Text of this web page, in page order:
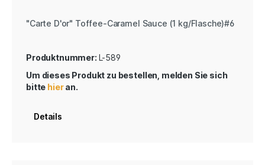
"Carte D'or" Toffee-Caramel Sauce (1 kg/Flasche)#6
Produktnummer: L-589
Um dieses Produkt zu bestellen, melden Sie sich
bitte hieran.
Details